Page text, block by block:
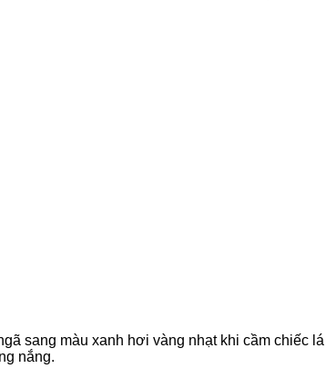
sang màu xanh hơi vàng nhạt khi cầm chiếc
nắng.